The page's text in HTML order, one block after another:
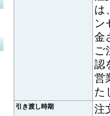
は
ン
金
ご
認
営
た
引き渡し時期
注